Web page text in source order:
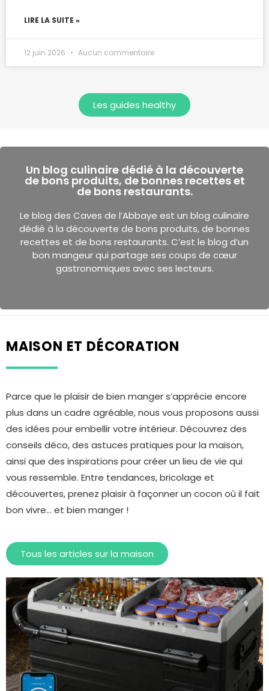
LIRE LA SUITE »
12 juin 2026 Aucun commentaire
Les guides healthy
Un blog culinaire dédié à la découverte
de bons produits, de bonnes recettes et
de bons restaurants.
Le blog des Caves de l’Abbaye est un blog culinaire
dédié à la découverte de bons produits, de bonnes
recettes et de bons restaurants. C’est le blog d’un
bon mangeur qui partage ses coups de cœur
gastronomiques avec ses lecteurs.
MAISON ET DÉCORATION
Parce que le plaisir de bien manger s’apprécie encore
plus dans un cadre agréable, nous vous proposons aussi
des idées pour embellir votre intérieur. Découvrez des
conseils déco, des astuces pratiques pour la maison,
ainsi que des inspirations pour créer un lieu de vie qui
vous ressemble. Entre tendances, bricolage et
découvertes, prenez plaisir à façonner un cocon où il fait
bon vivre… et bien manger !
Tous les articles sur la maison